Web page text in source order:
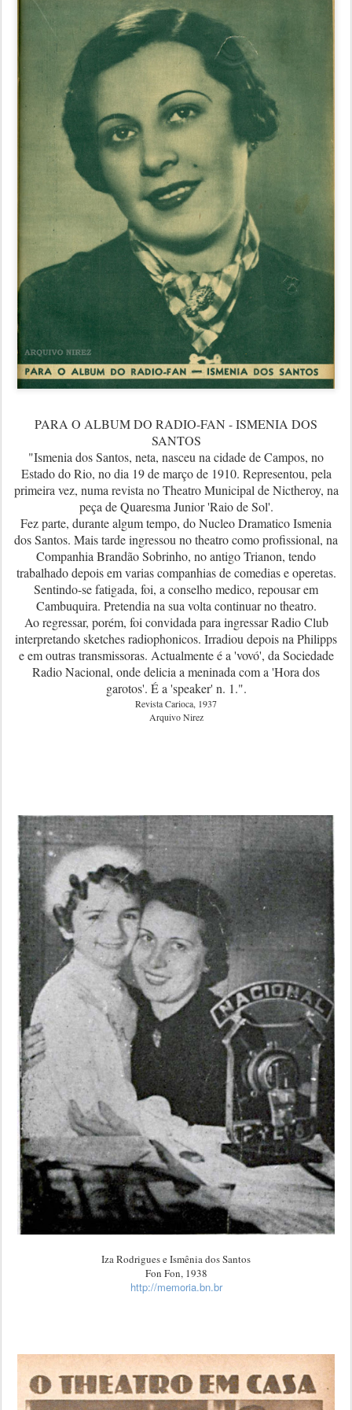
PARA O ALBUM DO RADIO-FAN - ISMENIA DOS
SANTOS
"Ismenia dos Santos, neta, nasceu na cidade de Campos, no
Estado do Rio, no dia 19 de março de 1910. Representou, pela
primeira vez, numa revista no Theatro Municipal de Nictheroy, na
peça de Quaresma Junior 'Raio de Sol'.
Fez parte, durante algum tempo, do Nucleo Dramatico Ismenia
dos Santos. Mais tarde ingressou no theatro como profissional, na
Companhia Brandão Sobrinho, no antigo Trianon, tendo
trabalhado depois em varias companhias de comedias e operetas.
Sentindo-se fatigada, foi, a conselho medico, repousar em
Cambuquira. Pretendia na sua volta continuar no theatro.
Ao regressar, porém, foi convidada para ingressar Radio Club
interpretando sketches radiophonicos. Irradiou depois na Philipps
e em outras transmissoras. Actualmente é a 'vovó', da Sociedade
Radio Nacional, onde delicia a meninada com a 'Hora dos
garotos'. É a 'speaker' n. 1.".
Revista Carioca, 1937
Arquivo Nirez
Iza Rodrigues e Ismênia dos Santos
Fon Fon, 1938
http://memoria.bn.br